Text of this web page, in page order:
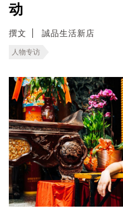
动
撰文 誠品生活新店
人物专访